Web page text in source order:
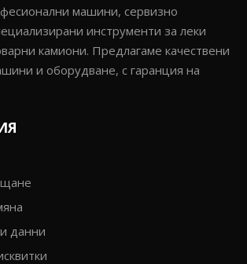
машини, сервизно
инструменти за леки
камиони. Предлагаме качествени
и оборудване, с гаранция на
данни